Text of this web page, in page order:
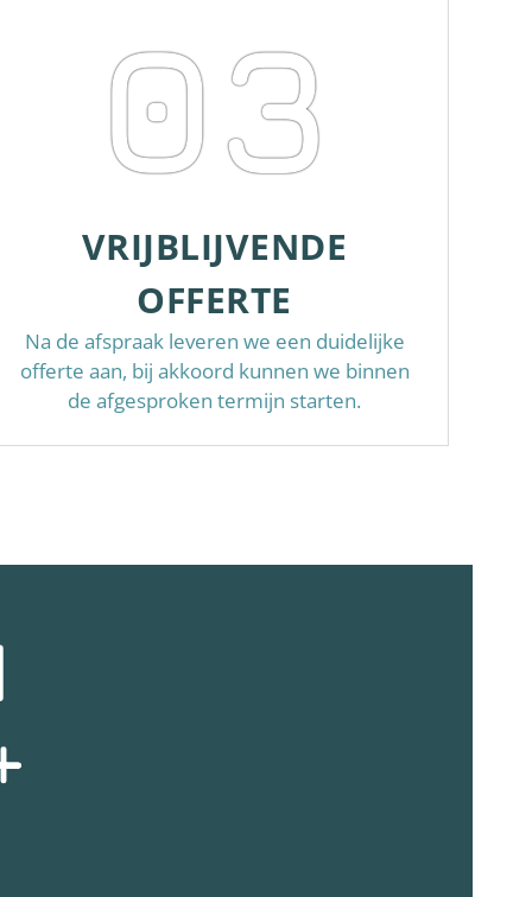
03
VRIJBLIJVENDE
OFFERTE
Na de afspraak leveren we een duidelijke
offerte aan, bij akkoord kunnen we binnen
de afgesproken termijn starten.